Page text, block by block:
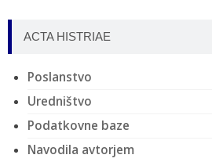
ACTA HISTRIAE
Poslanstvo
Uredništvo
Podatkovne baze
Navodila avtorjem